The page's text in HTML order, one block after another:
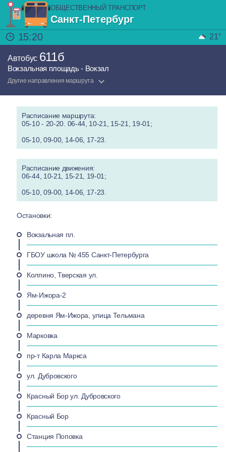
ОБЩЕСТВЕННЫЙ ТРАНСПОРТ
Санкт-Петербург
15:20
21°
Автобус 611б
Вокзальная площадь - Вокзал
Другие направления маршрута
Расписание маршрута:
05-10 - 20-20. 06-44, 10-21, 15-21, 19-01;
05-10, 09-00, 14-06, 17-23.
Расписание движения:
06-44, 10-21, 15-21, 19-01;
05-10, 09-00, 14-06, 17-23.
Остановки:
Вокзальная пл.
ГБОУ школа № 455 Санкт-Петербурга
Колпино, Тверская ул.
Ям-Ижора-2
деревня Ям-Ижора, улица Тельмана
Марковка
пр-т Карла Маркса
ул. Дубровского
Красный Бор ул. Дубровского
Красный Бор
Станция Поповка